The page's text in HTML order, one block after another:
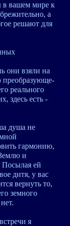
в вашем мире к
а
решают для
они взяли на
преобразующе-
реального
здесь есть -
душа не
гармонию,
и
Посылая ей
дитя, у вас
вернуть то,
земного
я